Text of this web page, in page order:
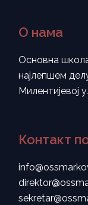
О нама
Основна
најлепшем
Милентијевој
Контакт